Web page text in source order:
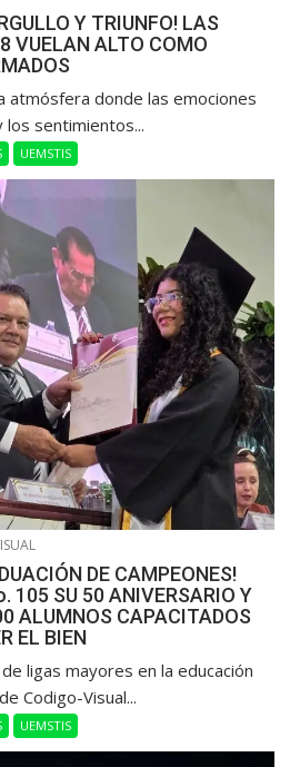
Y TRIUNFO! LAS
VUELAN ALTO COMO
atmósfera donde las emociones
sentimientos...
UEMSTIS
DE CAMPEONES!
105 SU 50 ANIVERSARIO Y
ALUMNOS CAPACITADOS
EL BIEN
ligas mayores en la educación
Codigo-Visual...
UEMSTIS